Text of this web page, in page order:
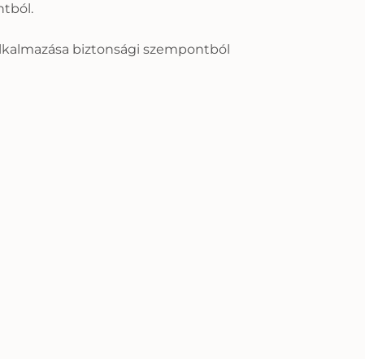
biztonsági szempontból